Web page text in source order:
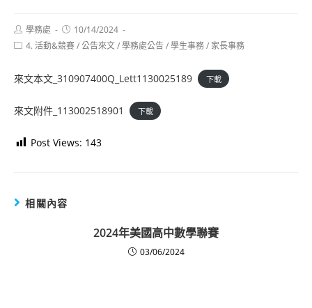
Post
author:
學務處
Post
published:
10/14/2024
Post4. 活動&競賽/公告來文/學務處公告/學生事務/ 家長事務
來文本文_310907400Q_Lett1130025189 下載
來文附件_113002518901 下載
Post Views: 143
相關內容
2024年美國高中數學聯賽
03/06/2024